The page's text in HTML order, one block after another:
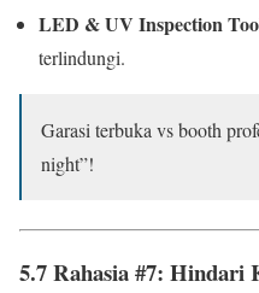
LED & UV Inspection
terlindungi.
Garasi terbuka vs booth
night”!
5.7 Rahasia #7: Hindari